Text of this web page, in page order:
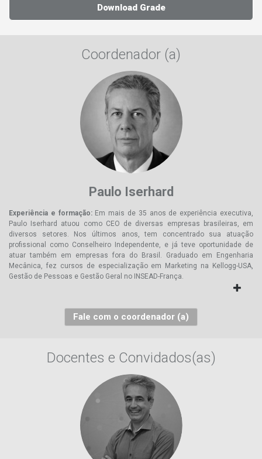
Lab Técnico 1 - Gestão de Pessoas
Finanças Corporativas
Decisões Estratégicas de Investimento
Humanismo Digital & Mundo 5.0
Transformação Digital & Digital Upskilling
Estratégia & Ambidestria Corporativa
Lab Técnico 2 - Estratégia 14-11-2026
Governança na Empresa Familiar 11-12-2026
ESG e Capitalismo Consciente
Download Grade
Coordenador (a)
Paulo Iserhard
Experiência e formação: Em mais de 35 anos de experiência executiva,
Paulo Iserhard atuou como CEO de diversas empresas brasileiras, em
diversos setores. Nos últimos anos, tem concentrado sua atuação
profissional como Conselheiro Independente, e já teve oportunidade de
atuar também em empresas fora do Brasil. Graduado em Engenharia
Mecânica, fez cursos de especialização em Marketing na Kellogg-USA,
Gestão de Pessoas e Gestão Geral no INSEAD-França.
Fale com o coordenador (a)
Docentes e Convidados(as)